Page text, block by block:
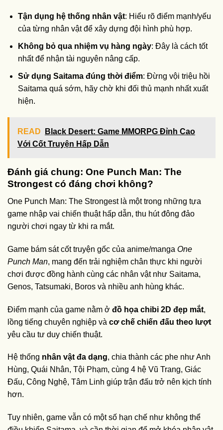
Tận dụng hệ thống nhân vật: Hiểu rõ điểm mạnh/yếu
của từng nhân vật để xây dựng đội hình phù hợp.
Không bỏ qua nhiệm vụ hàng ngày: Đây là cách tốt
nhất để nhận tài nguyên nâng cấp.
Sử dụng Saitama đúng thời điểm: Đừng vội triệu hồi
Saitama quá sớm, hãy chờ khi đối thủ mạnh nhất xuất
hiện.
READ
Black Desert: Game MMORPG Đỉnh Cao
Với Cốt Truyện Hấp Dẫn
Đánh giá chung: One Punch Man: The
Strongest có đáng chơi không?
One Punch Man: The Strongest là một trong những tựa
game nhập vai chiến thuật hấp dẫn, thu hút đông đảo
người chơi ngay từ khi ra mắt.
Game bám sát cốt truyện gốc của anime/manga One
Punch Man, mang đến trải nghiệm chân thực khi người
chơi được đồng hành cùng các nhân vật như Saitama,
Genos, Tatsumaki, Boros và nhiều anh hùng khác.
Điểm mạnh của game nằm ở đồ họa chibi 2D đẹp mắt,
lồng tiếng chuyên nghiệp và cơ chế chiến đấu theo lượt
yêu cầu tư duy chiến thuật.
Hệ thống nhân vật đa dạng, chia thành các phe như Anh
Hùng, Quái Nhân, Tội Phạm, cùng 4 hệ Vũ Trang, Giác
Đấu, Công Nghệ, Tâm Linh giúp trận đấu trở nên kịch tính
hơn.
Tuy nhiên, game vẫn có một số hạn chế như không thể